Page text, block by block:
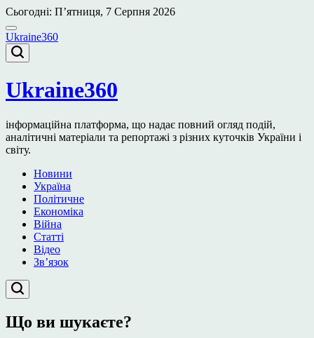
Перейти
до
вмісту
Сьогодні: П’ятниця, 7 Серпня 2026
Ukraine360
Ukraine360
інформаційна платформа, що надає повний огляд подій,
аналітичні матеріали та репортажі з різних куточків України і
світу.
Новини
Україна
Політичне
Економіка
Війна
Статті
Відео
Зв’язок
Що ви шукаєте?